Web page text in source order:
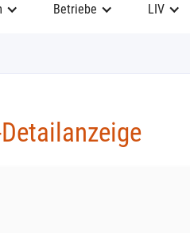
Betriebe LIV